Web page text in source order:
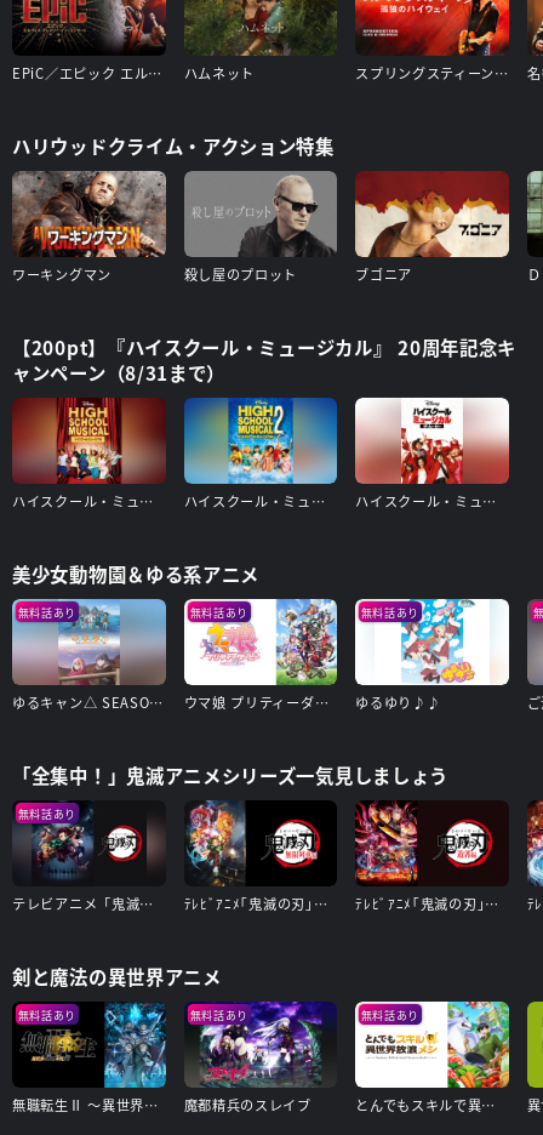
EPiC／エピック エルヴィス・プレスリー・イン・コンサート ハムネット スプリングスティーン 孤独のハイウェイ
ハリウッドクライム・アクション特集
ワーキングマン 殺し屋のプロット ブゴニア
【200pt】『ハイスクール・ミュージカル』 20周年記念キ
ャンペーン（8/31まで）
ハイスクール・ミュージカル ハイスクール・ミュージカル2 ハイスクール・ミュージカル/ザ・ムービー
美少女動物園＆ゆる系アニメ
無料話あり
ゆるキャン△ SEASON2
無料話あり
ウマ娘 プリティーダービー Season 3
無料話あり
ゆるゆり♪♪
「全集中！」鬼滅アニメシリーズ一気見しましょう
無料話あり
テレビアニメ「鬼滅の刃」竈門炭治郎 立志編 ﾃﾚﾋﾞｱﾆﾒ｢鬼滅の刃｣無限列車編 ﾃﾚﾋﾞｱﾆﾒ｢鬼滅の刃｣遊郭編
剣と魔法の異世界アニメ
無料話あり
無職転生Ⅱ ～異世界行ったら本気だす～
無料話あり
魔都精兵のスレイブ
無料話あり
とんでもスキルで異世界放浪メシ